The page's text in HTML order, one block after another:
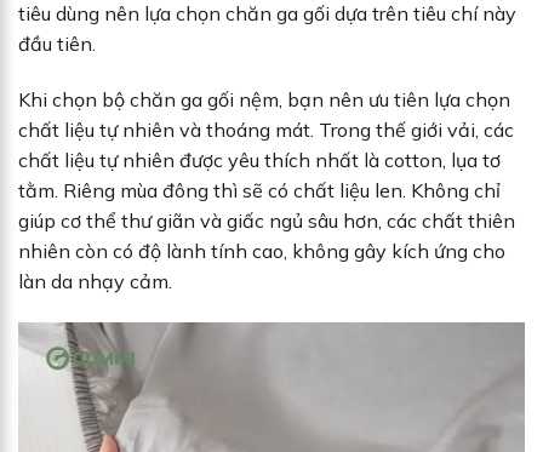
tiêu dùng nên lựa chọn chăn ga gối dựa trên tiêu chí này
đầu tiên.
Khi chọn bộ chăn ga gối nệm, bạn nên ưu tiên lựa chọn
chất liệu tự nhiên và thoáng mát. Trong thế giới vải, các
chất liệu tự nhiên được yêu thích nhất là cotton, lụa tơ
tằm. Riêng mùa đông thì sẽ có chất liệu len. Không chỉ
giúp cơ thể thư giãn và giấc ngủ sâu hơn, các chất thiên
nhiên còn có độ lành tính cao, không gây kích ứng cho
làn da nhạy cảm.